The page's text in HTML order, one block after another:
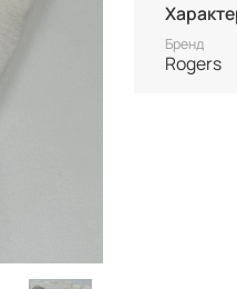
Все
после 100%
Бренд
Rogers